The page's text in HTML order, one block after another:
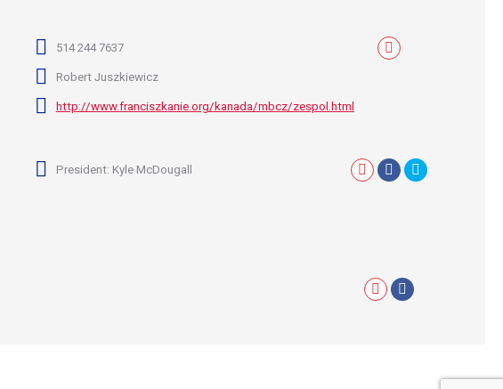
514 244 7637
Robert Juszkiewicz
http://www.franciszkanie.org/kanada/mbcz/zespol.html
Mail
President: Kyle McDougall MailFacebook
X
MailFacebook